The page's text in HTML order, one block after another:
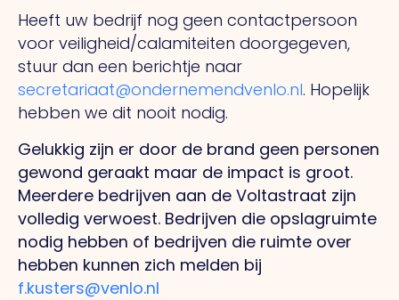
Heeft uw bedrijf nog geen contactpersoon
voor veiligheid/calamiteiten doorgegeven,
stuur dan een berichtje naar
secretariaat@ondernemendvenlo.nl. Hopelijk
hebben we dit nooit nodig.
Gelukkig zijn er door de brand geen personen
gewond geraakt maar de impact is groot.
Meerdere bedrijven aan de Voltastraat zijn
volledig verwoest. Bedrijven die opslagruimte
nodig hebben of bedrijven die ruimte over
hebben kunnen zich melden bij
f.kusters@venlo.nl